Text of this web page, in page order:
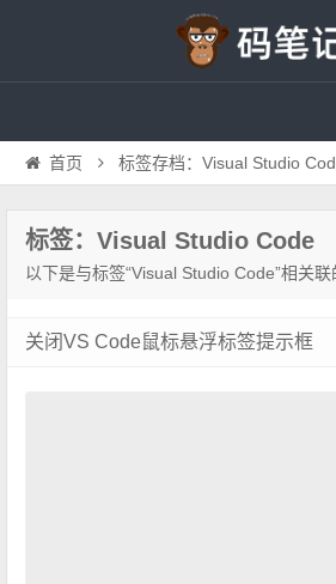
首页 标签存档：Visual Studio
标签：Visual Studio Code
以下是与标签“Visual Studio Code”相关
关闭VS Code鼠标悬浮标签提示框